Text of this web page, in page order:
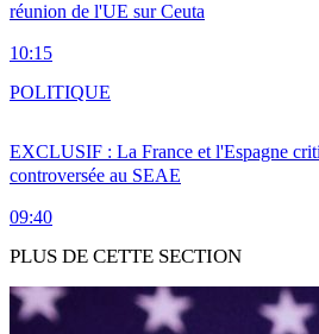
réunion de l'UE sur Ceuta
10:15
EXCLUSIF : La France et l'Espagne
controversée au SEAE
09:40
POLITIQUE
PLUS DE CETTE SECTION